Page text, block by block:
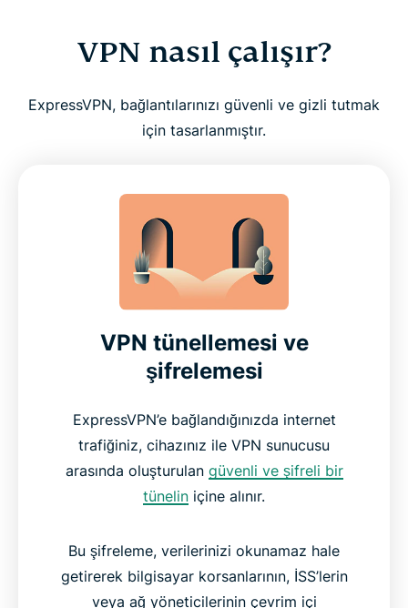
VPN nasıl çalışır?
ExpressVPN, bağlantılarınızı güvenli ve gizli tutmak
için tasarlanmıştır.
VPN tünellemesi ve
şifrelemesi
ExpressVPN’e bağlandığınızda internet
trafiğiniz, cihazınız ile VPN sunucusu
arasında oluşturulan güvenli ve şifreli bir
tünelin içine alınır.
Bu şifreleme, verilerinizi okunamaz hale
getirerek bilgisayar korsanlarının, İSS’lerin
veya ağ yöneticilerinin çevrim içi